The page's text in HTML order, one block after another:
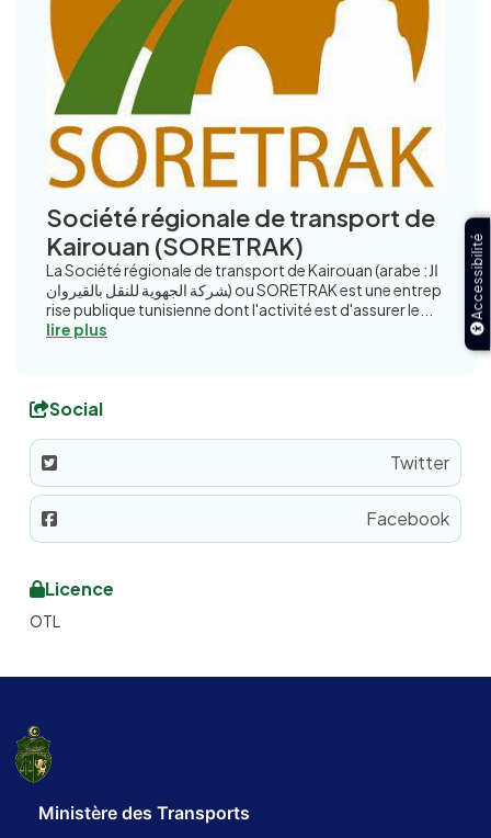
Accessibilité
Société régionale de transport de
Kairouan (SORETRAK)
La Société régionale de transport de Kairouan (arabe : ال
شركة الجهوية للنقل بالقيروان) ou SORETRAK est une entrep
rise publique tunisienne dont l'activité est d'assurer le...
lire plus
Social
Twitter
Facebook
Licence
OTL
Ministère des Transports